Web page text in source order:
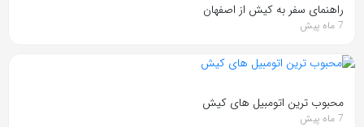
راهنمای سفر به کیش از اصفهان
7 ماه پیش
محبوب ترین اتومبیل های کیش
7 ماه پیش